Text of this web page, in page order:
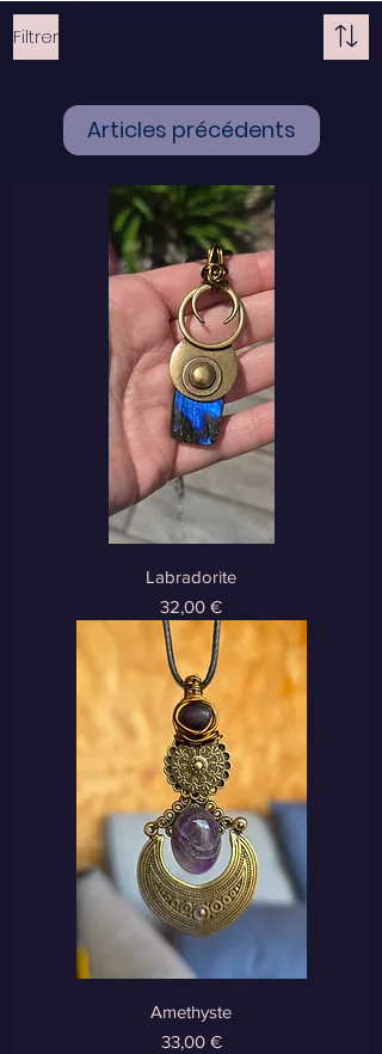
Filtrer
Articles précédents
Labradorite
Prix
32,00 €
Amethyste
Prix
33,00 €